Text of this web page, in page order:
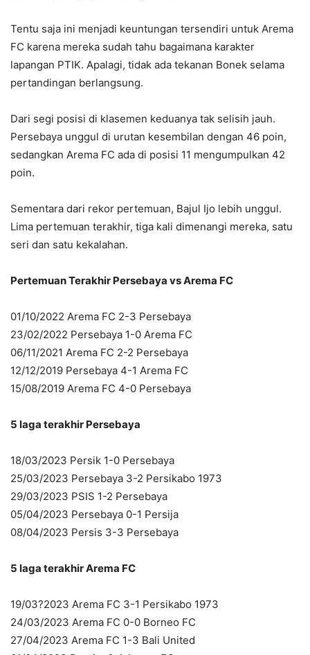
Tentu saja ini menjadi keuntungan tersendiri untuk Arema
FC karena mereka sudah tahu bagaimana karakter
lapangan PTIK. Apalagi, tidak ada tekanan Bonek selama
pertandingan berlangsung.
Dari segi posisi di klasemen keduanya tak selisih jauh.
Persebaya unggul di urutan kesembilan dengan 46 poin,
sedangkan Arema FC ada di posisi 11 mengumpulkan 42
poin.
Sementara dari rekor pertemuan, Bajul Ijo lebih unggul.
Lima pertemuan terakhir, tiga kali dimenangi mereka, satu
seri dan satu kekalahan.
Pertemuan Terakhir Persebaya vs Arema FC
01/10/2022 Arema FC 2-3 Persebaya
23/02/2022 Persebaya 1-0 Arema FC
06/11/2021 Arema FC 2-2 Persebaya
12/12/2019 Persebaya 4-1 Arema FC
15/08/2019 Arema FC 4-0 Persebaya
5 laga terakhir Persebaya
18/03/2023 Persik 1-0 Persebaya
25/03/2023 Persebaya 3-2 Persikabo 1973
29/03/2023 PSIS 1-2 Persebaya
05/04/2023 Persebaya 0-1 Persija
08/04/2023 Persis 3-3 Persebaya
5 laga terakhir Arema FC
19/03?2023 Arema FC 3-1 Persikabo 1973
24/03/2023 Arema FC 0-0 Borneo FC
27/04/2023 Arema FC 1-3 Bali United